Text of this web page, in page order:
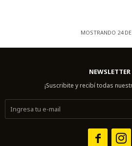
MOSTRANDO 24DE
NEWSLETTER
¡Suscribite y recibí todas
 